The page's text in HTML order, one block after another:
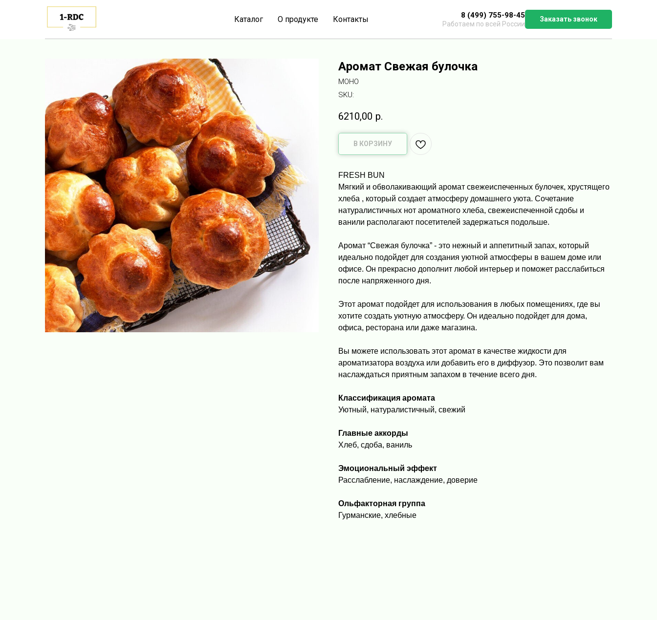
Каталог О продукте Контакты 8 (499) 755-98-45
Работаем по всей России
Заказать звонок
Аромат Свежая булочка
МОНО
SKU:
6210,00 р.
В КОРЗИНУ
FRESH BUN
Мягкий и обволакивающий аромат свежеиспеченных булочек, хрустящего
хлеба , который создает атмосферу домашнего уюта. Сочетание
натуралистичных нот ароматного хлеба, свежеиспеченной сдобы и
ванили располагают посетителей задержаться подольше.
Аромат “Свежая булочка” - это нежный и аппетитный запах, который
идеально подойдет для создания уютной атмосферы в вашем доме или
офисе. Он прекрасно дополнит любой интерьер и поможет расслабиться
после напряженного дня.
Этот аромат подойдет для использования в любых помещениях, где вы
хотите создать уютную атмосферу. Он идеально подойдет для дома,
офиса, ресторана или даже магазина.
Вы можете использовать этот аромат в качестве жидкости для
ароматизатора воздуха или добавить его в диффузор. Это позволит вам
наслаждаться приятным запахом в течение всего дня.
Классификация аромата
Уютный, натуралистичный, свежий
Главные аккорды
Хлеб, сдоба, ваниль
Эмоциональный эффект
Расслабление, наслаждение, доверие
Ольфакторная группа
Гурманские, хлебные